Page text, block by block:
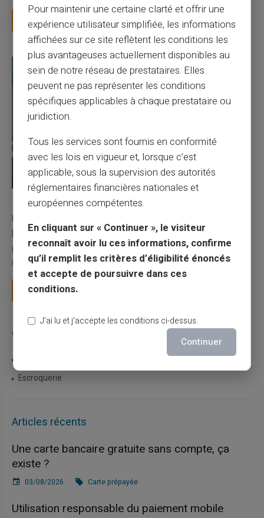
Lire la suite
27/07/2026 Veritas Carte prépayée
Utilisation responsable du paiement mobile avec
la carte Veritas
Le paiement mobile s'est imposé dans les habitudes quotidiennes,
mais il appelle des réflexes pour é...
Lire la suite
Catégories
Escroquerie
Articles récents
Une carte bancaire gratuite sans compte, ça
existe ?
03/08/2026 Carte prépayée
Utilisation responsable du paiement mobile
Pour maintenir une certaine clarté et offrir une
expérience utilisateur simplifiée, les informations
affichées sur ce site reflètent les conditions les
plus avantageuses actuellement disponibles au
sein de notre réseau de prestataires. Elles
peuvent ne pas représenter les conditions
spécifiques applicables à chaque prestataire ou
juridiction.
Tous les services sont fournis en conformité
avec les lois en vigueur et, lorsque c’est
applicable, sous la supervision des autorités
réglementaires financières nationales et
européennes compétentes.
En cliquant sur « Continuer », le visiteur
reconnaît avoir lu ces informations, confirme
qu’il remplit les critères d’éligibilité énoncés
et accepte de poursuivre dans ces
conditions.
J’ai lu et j’accepte les conditions ci-dessus.
Continuer